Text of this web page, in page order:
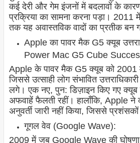
कई देरी और गेम इंजनों में बदलावों के
प्रक्रिया का सामना करना पड़ा। 2011
तक यह अवास्तविक वादों का प्रतीक बन
Apple का पावर मैक G5 क्यूब
Power Mac G5 Cube
Apple के पावर मैक G5 क्यूब को 2001
जिससे उत्साही लोग संभावित
लगे। एक नए, पुन: डिज़ाइन किए गए क्यूब
अफवाहें फैलती रहीं। हालाँकि, Apple ने
अनुवर्ती जारी नहीं किया, जिससे प्रशंसकों
गूगल वेव (Google Wave):
2009 में जब Google Wave की